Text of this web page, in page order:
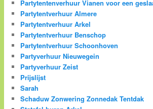
Partytentenverhuur Vianen voor een
Partytentverhuur Almere
Partytentverhuur Arkel
Partytentverhuur Benschop
Partytentverhuur Schoonhoven
Partyverhuur Nieuwegein
Partyverhuur Zeist
Prijslijst
Sarah
Schaduw Zonwering Zonnedak Tentdak